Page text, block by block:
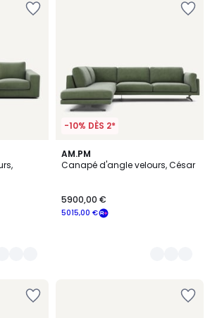
-10% DÈS 2*
AM.PM
Canapé d'angle velours, César
5015,00 €
5900,00 €
18
Couleurs